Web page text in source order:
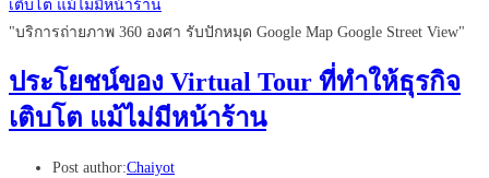
"บริการถ่ายภาพ 360 องศา รับปักหมุด Google Map Google Street View"
ประโยชน์ของ Virtual Tour ที่ทำให้ธุรกิจ
เติบโต แม้ไม่มีหน้าร้าน
Post author:Chaiyot